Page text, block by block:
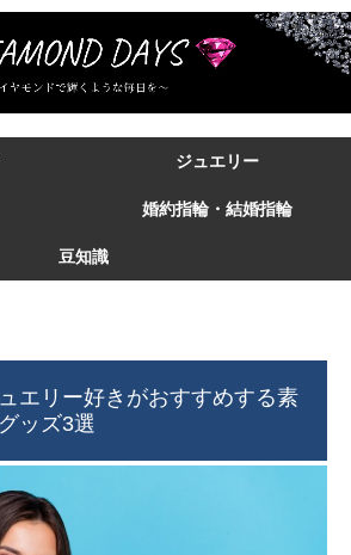
ジュエリー
婚約指輪・結婚指輪
豆知識
エリー好きがおすすめする素
ッズ3選